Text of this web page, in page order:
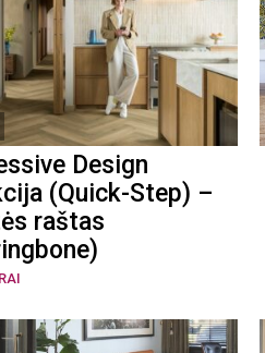
Design
(Quick-Step) –
raštas